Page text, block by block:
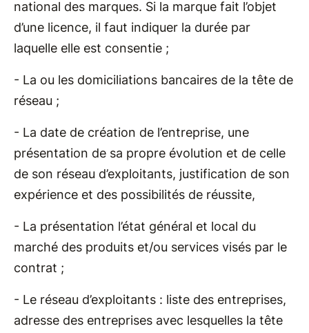
national des marques. Si la marque fait l’objet
d’une licence, il faut indiquer la durée par
laquelle elle est consentie ;
- La ou les domiciliations bancaires de la tête de
réseau ;
- La date de création de l’entreprise, une
présentation de sa propre évolution et de celle
de son réseau d’exploitants, justification de son
expérience et des possibilités de réussite,
- La présentation l’état général et local du
marché des produits et/ou services visés par le
contrat ;
- Le réseau d’exploitants : liste des entreprises,
adresse des entreprises avec lesquelles la tête